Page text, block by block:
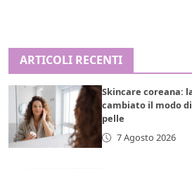
ARTICOLI RECENTI
Skincare coreana:
cambiato il modo
pelle
7 Agosto 2026